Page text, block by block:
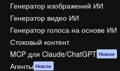
Генератор изображений ИИ
Генератор видео ИИ
Генератор голоса на основе ИИ
Стоковый контент
MCP для Claude/ChatGPT Новое
Агенты Новое